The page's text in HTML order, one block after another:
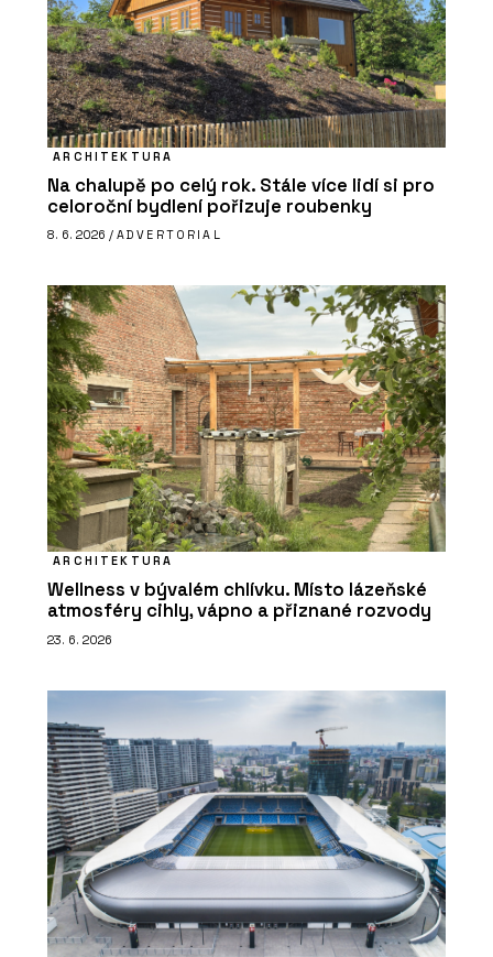
ARCHITEKTURA
Na chalupě po celý rok. Stále více lidí si pro
celoroční bydlení pořizuje roubenky
8. 6. 2026 / ADVERTORIAL
ARCHITEKTURA
Wellness v bývalém chlívku. Místo lázeňské
atmosféry cihly, vápno a přiznané rozvody
23. 6. 2026